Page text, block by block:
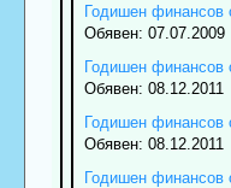
Годишен финансов
Обявен: 07.07.2009
Годишен финансов
Обявен: 08.12.2011
Годишен финансов
Обявен: 08.12.2011
Годишен финансов